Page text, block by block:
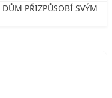
PŘIZPŮSOBÍ SVÝM